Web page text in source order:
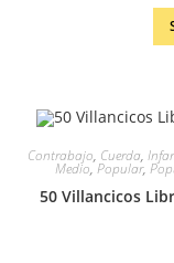
Contrabajo, Cuerda,
Medio,Popular,
50 Villancicos